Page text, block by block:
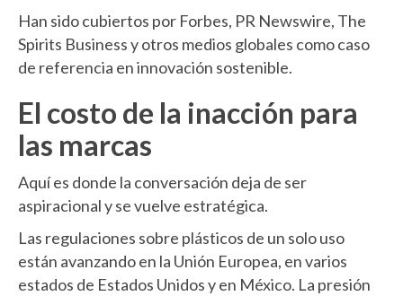
Han sido cubiertos por Forbes, PR Newswire, The
Spirits Business y otros medios globales como caso
de referencia en innovación sostenible.
El costo de la inacción para
las marcas
Aquí es donde la conversación deja de ser
aspiracional y se vuelve estratégica.
Las regulaciones sobre plásticos de un solo uso
están avanzando en la Unión Europea, en varios
estados de Estados Unidos y en México. La presión